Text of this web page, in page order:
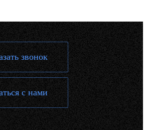
звонок
с нами